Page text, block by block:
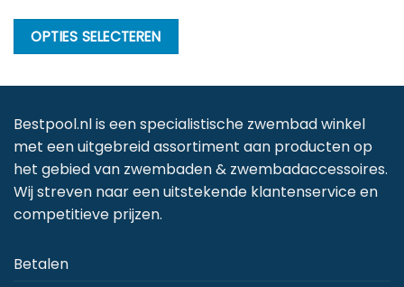
€398.65
OPTIES SELECTEREN
variaties.
Deze
optie
kan
Bestpool.nl is een specialistische zwembad winkel
met een uitgebreid assortiment aan producten op
het gebied van zwembaden & zwembadaccessoires.
Wij streven naar een uitstekende klantenservice en
competitieve prijzen.
Betalen